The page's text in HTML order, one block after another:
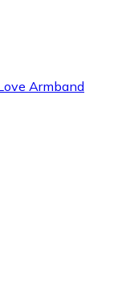
Armband